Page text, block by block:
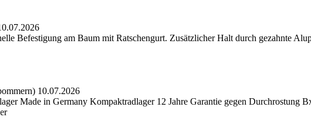
Befestigung am Baum mit Ratschengurt. Zusätzlicher Halt durch gezahnte
10.07.2026
Made in Germany Kompaktradlager 12 Jahre Garantie gegen